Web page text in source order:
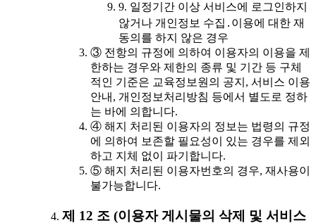
9. 일정기간 이상 서비스에 로그인하지
않거나 개인정보 수집․이용에 대한 재
동의를 하지 않은 경우
③ 전항의 규정에 의하여 이용자의 이용을 제
한하는 경우와 제한의 종류 및 기간 등 구체
적인 기준은 교육정보원의 공지, 서비스 이용
안내, 개인정보처리방침 등에서 별도로 정하
는 바에 의합니다.
④ 해지 처리된 이용자의 정보는 법령의 규정
에 의하여 보존할 필요성이 있는 경우를 제외
하고 지체 없이 파기합니다.
⑤ 해지 처리된 이용자번호의 경우, 재사용이
불가능합니다.
제 12 조 (이용자 게시물의 삭제 및 서비스